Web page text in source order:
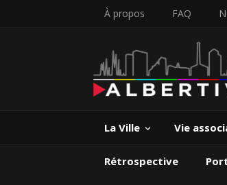
À propos FAQ
La Ville Vie
Rétrospective